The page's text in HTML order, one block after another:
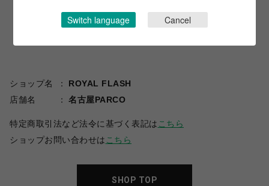
ショップ名
ROYAL FLASH
店舗名
名古屋PARCO
特定商取引法など法令に基づく表記は こちら
ショップお問い合わせは こちら
SHOP TOP
Switch language Cancel